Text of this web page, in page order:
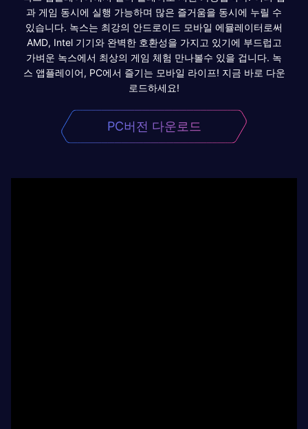
과 게임 동시에 실행 가능하며 많은 즐거움을 동시에 누릴 수
있습니다. 녹스는 최강의 안드로이드 모바일 에뮬레이터로써
AMD, Intel 기기와 완벽한 호환성을 가지고 있기에 부드럽고
가벼운 녹스에서 최상의 게임 체험 만나볼수 있을 겁니다. 녹
스 앱플레이어, PC에서 즐기는 모바일 라이프! 지금 바로 다운
로드하세요!
PC버전 다운로드